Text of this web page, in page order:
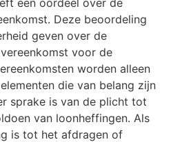
Deze beoordeling
geven over de
voor de
worden alleen
die van belang zijn
sprake is van de plicht tot
van loonheffingen. Als
is tot het afdragen of